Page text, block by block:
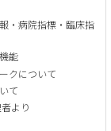
・病院指標・臨床指
能
クについて
て
より